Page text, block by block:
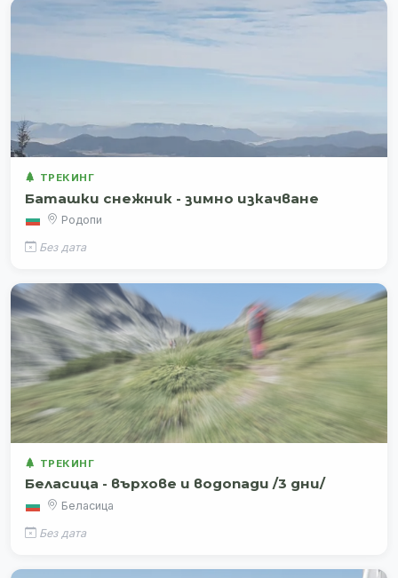
ТРЕКИНГ
Баташки снежник - зимно изкачване
Родопи
Без дата
ТРЕКИНГ
Беласица - върхове и водопади /3 дни/
Беласица
Без дата